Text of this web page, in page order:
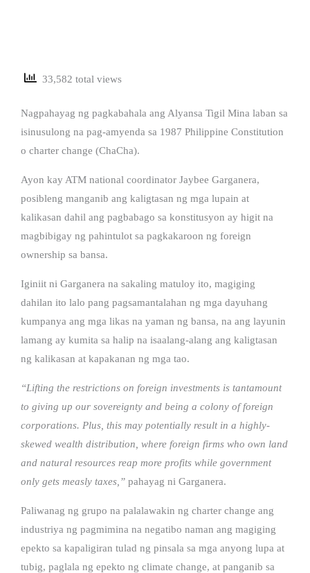
33,582 total views
Nagpahayag ng pagkabahala ang Alyansa Tigil Mina laban sa
isinusulong na pag-amyenda sa 1987 Philippine Constitution
o charter change (ChaCha).
Ayon kay ATM national coordinator Jaybee Garganera,
posibleng manganib ang kaligtasan ng mga lupain at
kalikasan dahil ang pagbabago sa konstitusyon ay higit na
magbibigay ng pahintulot sa pagkakaroon ng foreign
ownership sa bansa.
Iginiit ni Garganera na sakaling matuloy ito, magiging
dahilan ito lalo pang pagsamantalahan ng mga dayuhang
kumpanya ang mga likas na yaman ng bansa, na ang layunin
lamang ay kumita sa halip na isaalang-alang ang kaligtasan
ng kalikasan at kapakanan ng mga tao.
“Lifting the restrictions on foreign investments is tantamount
to giving up our sovereignty and being a colony of foreign
corporations. Plus, this may potentially result in a highly-
skewed wealth distribution, where foreign firms who own land
and natural resources reap more profits while government
only gets measly taxes,” pahayag ni Garganera.
Paliwanag ng grupo na palalawakin ng charter change ang
industriya ng pagmimina na negatibo naman ang magiging
epekto sa kapaligiran tulad ng pinsala sa mga anyong lupa at
tubig, paglala ng epekto ng climate change, at panganib sa